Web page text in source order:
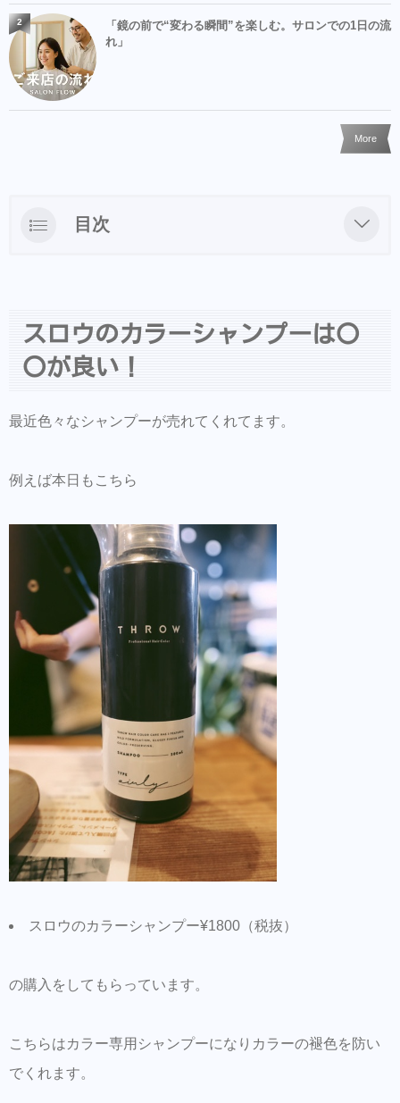
「鏡の前で“変わる瞬間”を楽しむ。サロンでの1日の流
れ」
2
More
目次
LINEからのご予約・ご相談・商品購入を受け
付けておりますのでお気軽にお問い合わせ下
さい。
商品だけの購入はオンラインショップからも
Hair Trenza INTERNATIONAL
とスムーズに施術可能です。
同時にこちらもダウンロードして頂き新規登
録しておくとスタイルの保存・カルテの保存
ができます。
美容師の方にはこちらもオススメ。SNSプロ
モーション特化型美容師オンラインサロン
【Routine 】メンバー募集中
スロウのカラーシャンプーは〇
〇が良い！
最近色々なシャンプーが売れてくれてます。
例えば本日もこちら
スロウのカラーシャンプー¥1800（税抜）
の購入をしてもらっています。
こちらはカラー専用シャンプーになりカラーの褪色を防い
でくれます。